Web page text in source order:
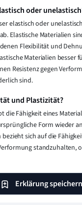
oder
elastisch oder
Elastische Materialien
Flexibilität und
Materialien besser
Resistenz gegen
sind.
und Plastizität?
die Fähigkeit eines
Form wieder
sich auf die
standzuhalten,
Erklärung speichern